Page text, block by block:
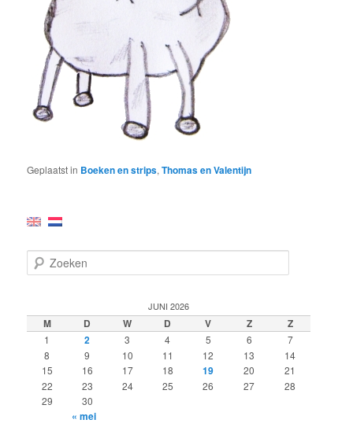
Geplaatst in Boeken en strips,Thomas en Valentijn
o
e
n
JUNI 2026
M D W D V Z Z
1 2 3 4 5 6
7
8
9 10 11 12 13
14
15
16 17 18 19 20
21
22
23 24 25 26 27
28
29
30
« mei